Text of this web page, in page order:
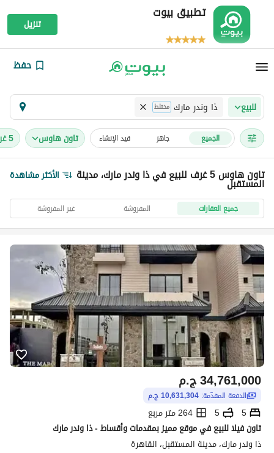
تطبيق بيوت
تنزيل
حفظ
للبيع ذا وندر مارك مختلط
الجميع جاهز قيد الإنشاء تاون هاوس 5 غرف
تاون هاوس 5 غرف للبيع في ذا وندر مارك، مدينة المستقبل الأكثر مشاهدة
جميع العقارات المفروشة غير المفروشة
ج.م34,761,000
الدفعة المقدّمة: 10,631,304 ج.م
5
5
264 متر مربع
تاون فيلا للبيع في موقع مميز بمقدمات وأقساط - ذا وندر مارك
ذا وندر مارك، مدينة المستقبل، القاهرة